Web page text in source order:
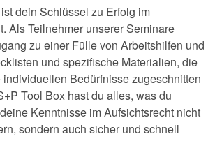
dein Schlüssel zu Erfolg im
Als Teilnehmer unserer Seminare
zu einer Fülle von Arbeitshilfen und
und spezifische Materialien, die
Bedürfnisse zugeschnitten
Tool Box hast du alles, was du
Kenntnisse im Aufsichtsrecht nicht
sondern auch sicher und schnell